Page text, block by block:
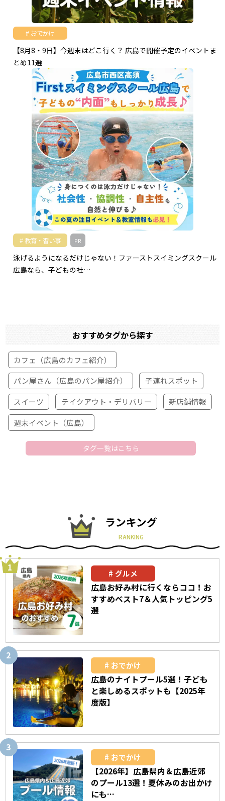
おでかけ
【8月8・9日】今週末はどこ行く？ 広島で開催予定のイベントま
とめ11選
教育・習い事 PR
泳げるようになるだけじゃない！ファーストスイミングスクール
広島なら、子どもの社…
おすすめタグから探す
カフェ（広島のカフェ紹介）
パン屋さん（広島のパン屋紹介）
子連れスポット
スイーツ
テイクアウト・デリバリー
新店舗情報
週末イベント（広島）
タグ一覧はこちら
ランキング
RANKING
グルメ
広島お好み村に行くならココ！お
すすめベスト7＆人気トッピング5
選
おでかけ
広島のナイトプール5選！子ども
と楽しめるスポットも【2025年
度版】
おでかけ
【2026年】広島県内＆広島近郊
のプール13選！夏休みのお出かけ
にも…